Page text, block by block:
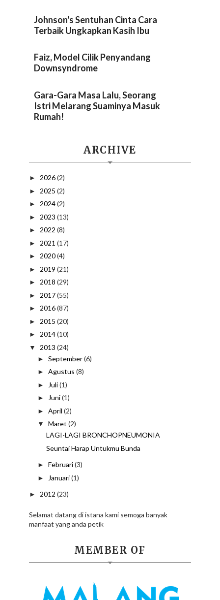
Johnson's Sentuhan Cinta Cara
Terbaik Ungkapkan Kasih Ibu
Faiz, Model Cilik Penyandang
Downsyndrome
Gara-Gara Masa Lalu, Seorang
Istri Melarang Suaminya Masuk
Rumah!
ARCHIVE
► 2026(2)
► 2025 (2)
► 2024(2)
► 2023 (13)
► 2022 (8)
► 2021 (17)
► 2020(4)
► 2019 (21)
► 2018 (29)
► 2017(55)
► 2016(87)
► 2015 (20)
► 2014(10)
▼ 2013 (24)
► September(6)
► Agustus (8)
► Juli(1)
► Juni(1)
► April (2)
▼ Maret (2)
LAGI-LAGI BRONCHOPNEUMONIA
Seuntai Harap Untukmu Bunda
► Februari(3)
► Januari(1)
► 2012 (23)
Selamat datang di istana kami semoga banyak
manfaat yang anda petik
MEMBER OF